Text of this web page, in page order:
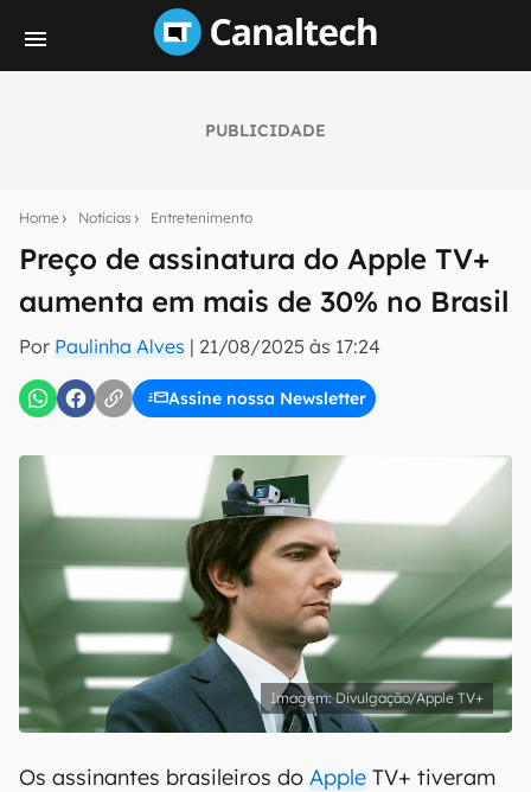
PUBLICIDADE
Home Notícias Entretenimento
Preço de assinatura do Apple TV+
aumenta em mais de 30% no Brasil
Por Paulinha Alves | 21/08/2025 às 17:24
Assine nossa Newsletter
notícias e reviews sobre tecnologia em primeira
E-mail
inscreva-se
Confirmo que li, aceito e concordo com os
Uso e Política de Privacidade do Canaltech.
Divulgação/Apple TV+
Os assinantes brasileiros do Apple TV+ tiveram